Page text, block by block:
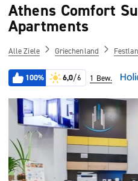
Athens Comfort
Apartments
Alle Ziele Griechenland
100% 6,0/6 1 Bew.